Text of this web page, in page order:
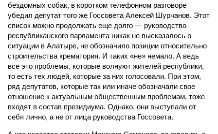
бездомных собак, в коротком телефонном разговоре
убедил депутат того же Госсовета Алексей Шурчанов. Этот
список можно продолжать еще долго — руководство
республиканского парламента никак не высказалось о
ситуации в Алатыре, не обозначило позиции относительно
строительства крематория. И таких «не» немало. А ведь
все это проблемы, которые волнуют жителей республики,
то есть тех людей, которые за них голосовали. При этом,
ряд депутатов, которые так или иначе обозначали свое
отношение к актуальным общественным проблемам, тоже
входят в состав президиума. Однако, они выступали от
себя лично, а не от лица руководства Госсовета.